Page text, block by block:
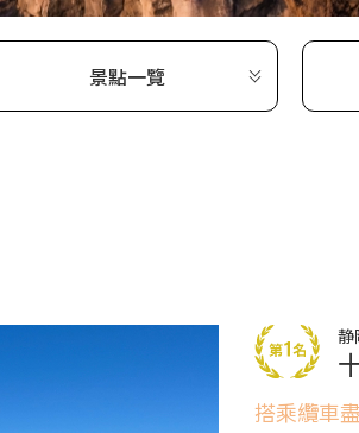
景點一覽
静
搭乘纜車